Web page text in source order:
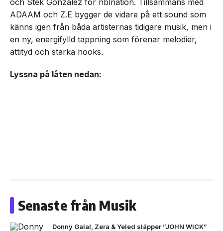
ADAAM och Z.E bygger de vidare på ett sound som
känns igen från båda artisternas tidigare musik, men i
en ny, energifylld tappning som förenar melodier,
attityd och starka hooks.
Lyssna på låten nedan:
Senaste från Musik
Donny Galal, Zera & Yeled släpper ”JOHN WICK”